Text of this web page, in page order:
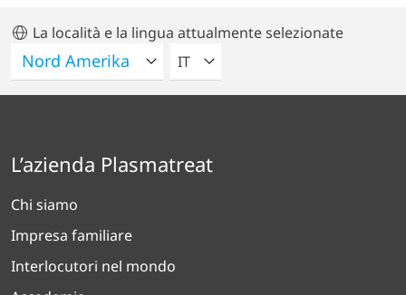
La località e la lingua attualmente selezionate
VELEZIONA UNA LINGUA
IT
L’azienda Plasmatreat
Chi siamo
Impresa familiare
Interlocutori nel mondo